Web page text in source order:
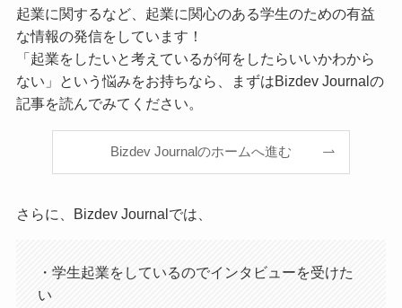
起業に関するなど、起業に関心のある学生のための有益
な情報の発信をしています！
「起業をしたいと考えているが何をしたらいいかわから
ない」という悩みをお持ちなら、まずはBizdev Journalの
記事を読んでみてください。
Bizdev Journalのホームへ進む
さらに、Bizdev Journalでは、
・学生起業をしているのでインタビューを受けた
い